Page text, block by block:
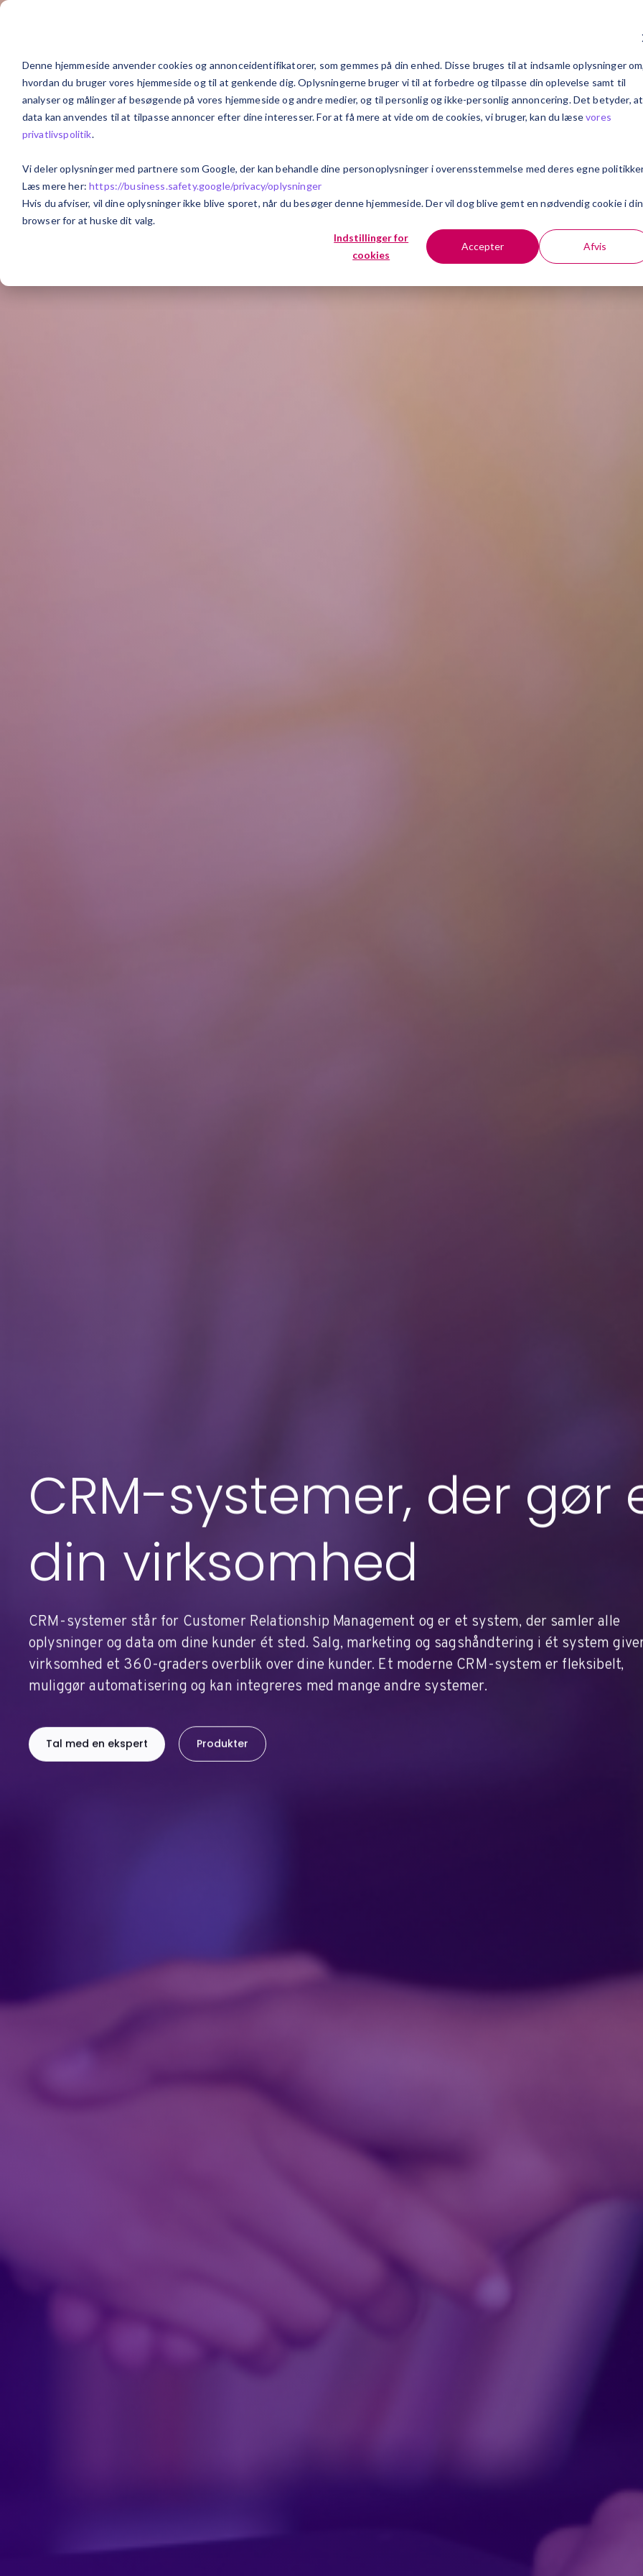
Denne hjemmeside anvender cookies og annonceidentifikatorer, som gemmes på din enhed. Disse bruges til at indsamle oplysninger
hvordan du bruger vores hjemmeside og til at genkende dig. Oplysningerne bruger vi til at forbedre og tilpasse din oplevelse samt til
analyser og målinger af besøgende på vores hjemmeside og andre medier, og til personlig og ikke-personlig annoncering. Det betyder, at
data kan anvendes til at tilpasse annoncer efter dine interesser. For at få mere at vide om de cookies, vi bruger, kan du læsevores
privatlivspolitik.
Vi deler oplysninger med partnere som Google, der kan behandle dine personoplysninger i overensstemmelse med deres egne
Læs mere her:https://business.safety.google/privacy/oplysninger
Hvis du afviser, vil dine oplysninger ikke blive sporet, når du besøger denne hjemmeside. Der vil dog blive gemt en nødvendig cookie i din
browser for at huske dit valg.
Indstillinger for
cookies
Accepter Afvis
CRM-systemer, der gør
din virksomhed
CRM-systemer står for Customer Relationship Management og er et system, der samler alle
oplysninger og data om dine kunder ét sted. Salg, marketing og sagshåndtering i ét system
virksomhed et 360-graders overblik over dine kunder. Et moderne CRM-system er fleksibelt,
muliggør automatisering og kan integreres med mange andre systemer.
Tal med en ekspert Produkter